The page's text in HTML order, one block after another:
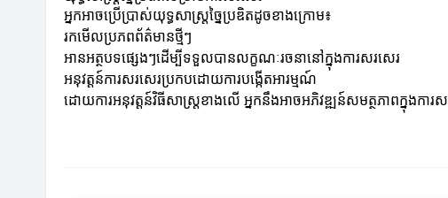
អ្នកអាចប្រើប្រាស់យុទ្ធសាស្ត្រច្នៃប្រឌិតដូចខាងក្រោម៖
រកមើលប្រភពព័ត៌មានថ្មីៗ
អានអត្ថបទផ្សេងៗដើម្បីទទួលបានលក្ខណៈរចនានៅក្នុងការសរសេរ
អនុវត្តន៍ការសរសេរប្រកបដោយការបង្កើតអារម្មណ៍
ដោយការអនុវត្តន៍វិធីសាស្ត្រខាងលើ អ្នកនឹងអាចអភិវឌ្ឍន៍សមត្ថភាពក្នុងកា